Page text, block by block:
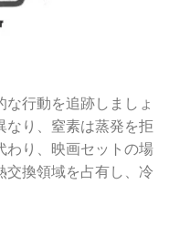
行動を追跡しましょ
なり、窒素は蒸発を拒
わり、映画セットの場
交換領域を占有し、冷